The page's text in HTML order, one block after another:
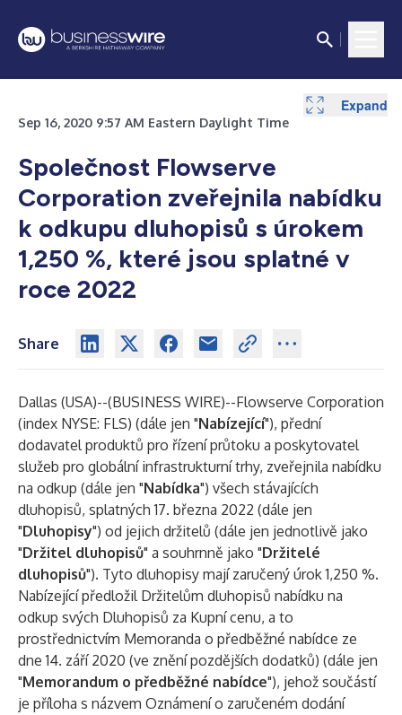
Sep 16, 2020 9:57 AM Eastern Daylight Time
Společnost Flowserve
Corporation zveřejnila nabídku
k odkupu dluhopisů s úrokem
1,250 %, které jsou splatné v
roce 2022
Share
Dallas (USA)--(BUSINESS WIRE)--Flowserve Corporation
(index NYSE: FLS) (dále jen "Nabízející"), přední
dodavatel produktů pro řízení průtoku a poskytovatel
služeb pro globální infrastrukturní trhy, zveřejnila nabídku
na odkup (dále jen "Nabídka") všech stávajících
dluhopisů, splatných 17. března 2022 (dále jen
"Dluhopisy") od jejich držitelů (dále jen jednotlivě jako
"Držitel dluhopisů" a souhrnně jako "Držitelé
dluhopisů"). Tyto dluhopisy mají zaručený úrok 1,250 %.
Nabízející předložil Držitelům dluhopisů nabídku na
odkup svých Dluhopisů za Kupní cenu, a to
prostřednictvím Memoranda o předběžné nabídce ze
dne 14. září 2020 (ve znění pozdějších dodatků) (dále jen
"Memorandum o předběžné nabídce"), jehož součástí
je příloha s názvem Oznámení o zaručeném dodání
Expand
Expand